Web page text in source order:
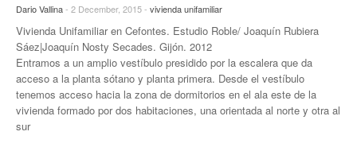
Dario Vallina- 2 December, 2015 - vivienda unifamiliar
Vivienda Unifamiliar en Cefontes. Estudio Roble/ Joaquín Rubiera
Sáez|Joaquín Nosty Secades. Gijón. 2012
Entramos a un amplio vestíbulo presidido por la escalera que da
acceso a la planta sótano y planta primera. Desde el vestíbulo
tenemos acceso hacia la zona de dormitorios en el ala este de la
vivienda formado por dos habitaciones, una orientada al norte y otra al
sur